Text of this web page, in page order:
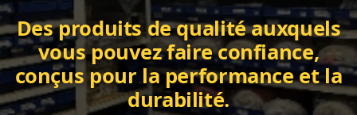
Des produits de qualité auxquels
vous pouvez faire confiance,
conçus pour la performance et la
durabilité.